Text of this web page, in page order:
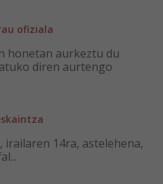
ofiziala
honetan aurkeztu du
diren aurtengo
14ra, astelehena,